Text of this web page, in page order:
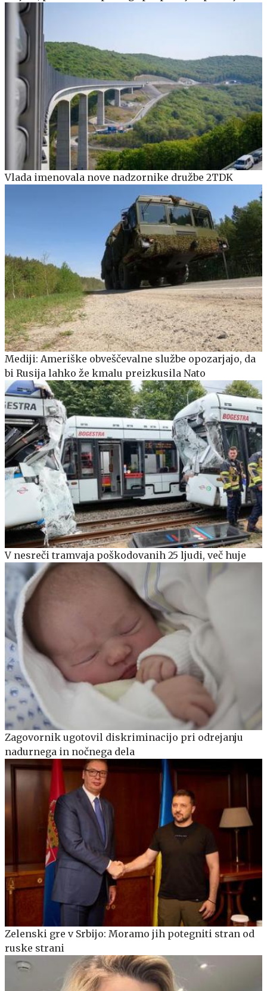
Vlada imenovala nove nadzornike družbe 2TDK
Mediji: Ameriške obveščevalne službe opozarjajo, da
bi Rusija lahko že kmalu preizkusila Nato
V nesreči tramvaja poškodovanih 25 ljudi, več huje
Zagovornik ugotovil diskriminacijo pri odrejanju
nadurnega in nočnega dela
Zelenski gre v Srbijo: Moramo jih potegniti stran od
ruske strani